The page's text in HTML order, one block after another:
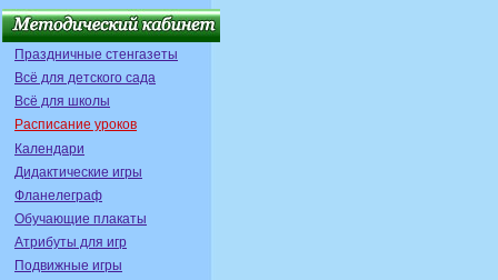
Праздничные стенгазеты
Всё для детского сада
Всё для школы
Расписание уроков
Календари
Дидактические игры
Фланелеграф
Обучающие плакаты
Атрибуты для игр
Подвижные игры